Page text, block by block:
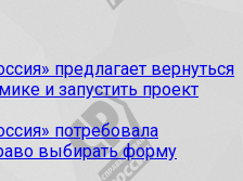
предлагает вернуться
и запустить проект
потребовала
выбирать форму